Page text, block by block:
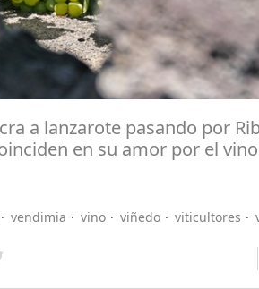
a lanzarote pasando por
en su amor por el vino
vendimia vino viñedo viticultores